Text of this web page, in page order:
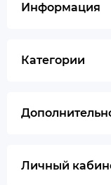
Информация
Категории
Личный